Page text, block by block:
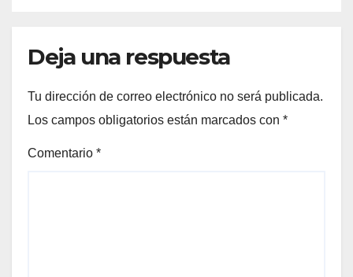
Deja una respuesta
Tu dirección de correo electrónico no será publicada.
Los campos obligatorios están marcados con *
Comentario *